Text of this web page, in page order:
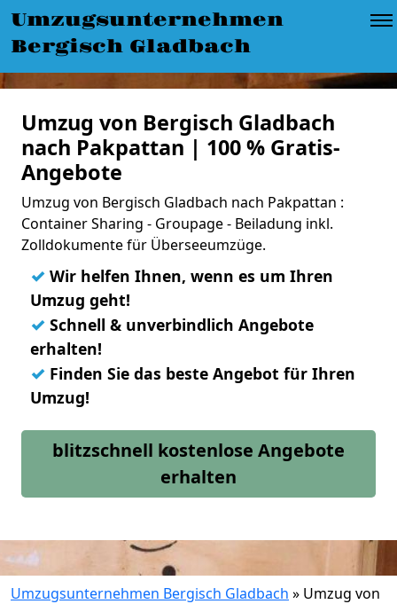
Umzugsunternehmen
Bergisch Gladbach
Umzug von Bergisch Gladbach
nach Pakpattan | 100 % Gratis-
Angebote
Umzug von Bergisch Gladbach nach Pakpattan :
Container Sharing - Groupage - Beiladung inkl.
Zolldokumente für Überseeumzüge.
✓ Wir helfen Ihnen, wenn es um Ihren
Umzug geht!
✓ Schnell & unverbindlich Angebote
erhalten!
✓ Finden Sie das beste Angebot für Ihren
Umzug!
blitzschnell kostenlose Angebote
erhalten
Umzugsunternehmen Bergisch Gladbach » Umzug von